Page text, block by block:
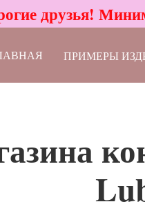
друзья!
ПРИМЕРЫ